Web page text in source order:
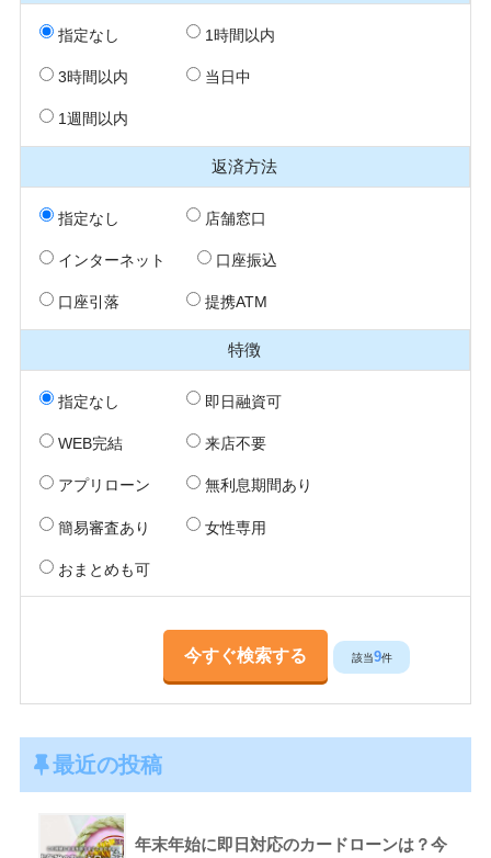
指定なし 1時間以内
3時間以内 当日中
1週間以内
返済方法
指定なし 店舗窓口
インターネット 口座振込
口座引落 提携ATM
特徴
指定なし 即日融資可
WEB完結 来店不要
アプリローン 無利息期間あり
簡易審査あり 女性専用
おまとめも可
該当9件
最近の投稿
年末年始に即日対応のカードローンは？今